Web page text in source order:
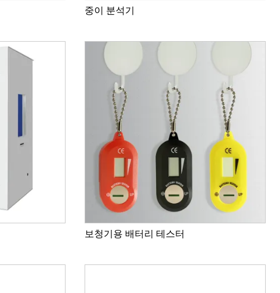
유아 청력 검사 청력계
중이 분석기
보청기용 배터리 테스터